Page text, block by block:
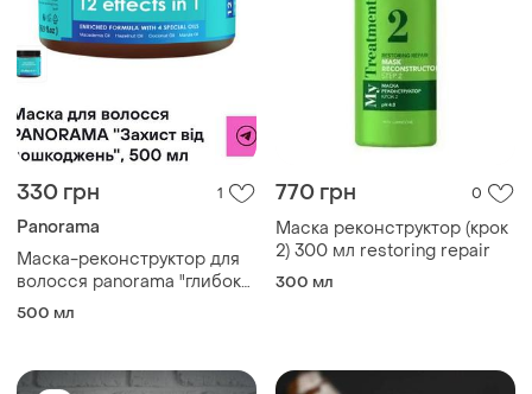
330 грн 1
Panorama
Маска-реконструктор для
волосся panorama "глибоке
відновлення", 500 мл.
500 мл
770 грн 0
Маска реконструктор (крок
2) 300 мл restoring repair
300 мл